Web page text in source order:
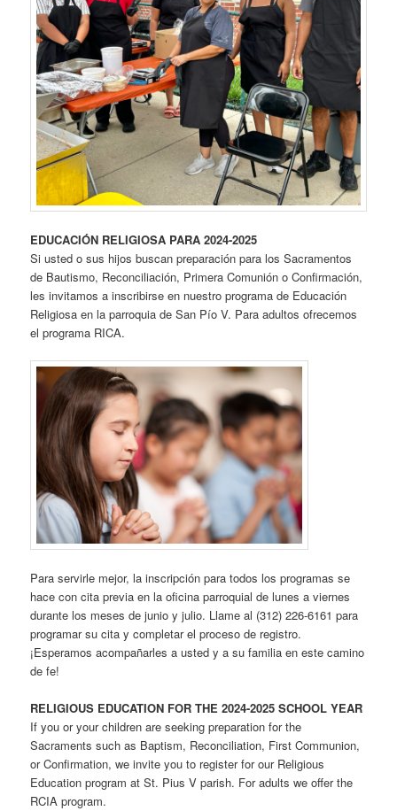
EDUCACIÓN RELIGIOSA PARA 2024-2025
Si usted o sus hijos buscan preparación para los Sacramentos
de Bautismo, Reconciliación, Primera Comunión o Confirmación,
les invitamos a inscribirse en nuestro programa de Educación
Religiosa en la parroquia de San Pío V. Para adultos ofrecemos
el programa RICA.
Para servirle mejor, la inscripción para todos los programas se
hace con cita previa en la oficina parroquial de lunes a viernes
durante los meses de junio y julio. Llame al (312) 226-6161 para
programar su cita y completar el proceso de registro.
¡Esperamos acompañarles a usted y a su familia en este camino
de fe!
RELIGIOUS EDUCATION FOR THE 2024-2025 SCHOOL YEAR
If you or your children are seeking preparation for the
Sacraments such as Baptism, Reconciliation, First Communion,
or Confirmation, we invite you to register for our Religious
Education program at St. Pius V parish. For adults we offer the
RCIA program.